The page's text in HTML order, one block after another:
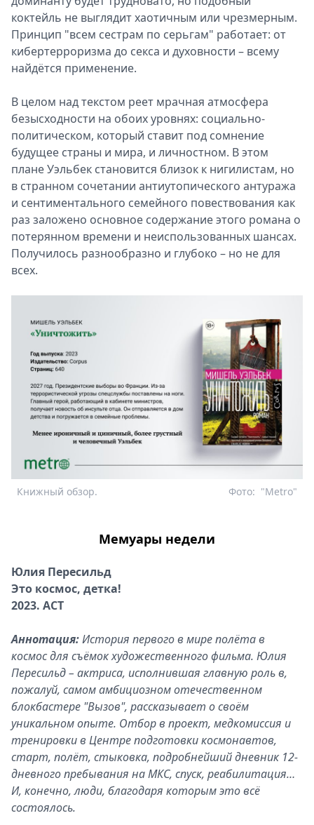
коктейль не выглядит хаотичным или чрезмерным.
Принцип "всем сестрам по серьгам" работает: от
кибертерроризма до секса и духовности – всему
найдётся применение.
В целом над текстом реет мрачная атмосфера
безысходности на обоих уровнях: социально-
политическом, который ставит под сомнение
будущее страны и мира, и личностном. В этом
плане Уэльбек становится близок к нигилистам, но
в странном сочетании антиутопического антуража
и сентиментального семейного повествования как
раз заложено основное содержание этого романа о
потерянном времени и неиспользованных шансах.
Получилось разнообразно и глубоко – но не для
всех.
Книжный обзор. "Metro"
Фото:
Мемуары недели
Юлия Пересильд
Это космос, детка!
2023. АСТ
Аннотация:История первого в мире полёта в
космос для съёмок художественного фильма. Юлия
Пересильд – актриса, исполнившая главную роль в,
пожалуй, самом амбициозном отечественном
блокбастере "Вызов", рассказывает о своём
уникальном опыте. Отбор в проект, медкомиссия и
тренировки в Центре подготовки космонавтов,
старт, полёт, стыковка, подробнейший дневник 12-
дневного пребывания на МКС, спуск, реабилитация…
И, конечно, люди, благодаря которым это всё
состоялось.